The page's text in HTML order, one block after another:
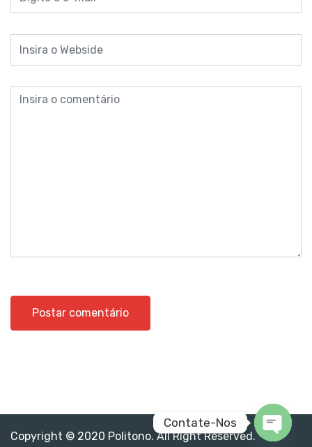
Copyright © 2020 Politono. All Right Reserved.
Contate-Nos